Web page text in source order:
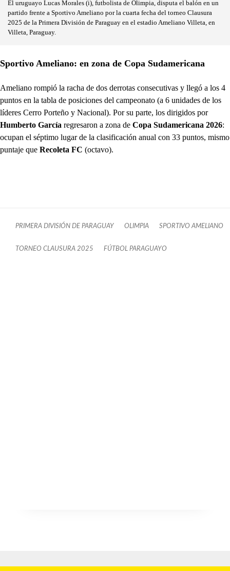
El uruguayo Lucas Morales (i), futbolista de Olimpia, disputa el balón en un
partido frente a Sportivo Ameliano por la cuarta fecha del torneo Clausura
2025 de la Primera División de Paraguay en el estadio Ameliano Villeta, en
Villeta, Paraguay.
Sportivo Ameliano: en zona de Copa Sudamericana
Ameliano rompió la racha de dos derrotas consecutivas y llegó a los 4
puntos en la tabla de posiciones del campeonato (a 6 unidades de los
líderes Cerro Porteño y Nacional). Por su parte, los dirigidos por
Humberto García regresaron a zona de Copa Sudamericana 2026:
ocupan el séptimo lugar de la clasificación anual con 33 puntos, mismo
puntaje que Recoleta FC (octavo).
PRIMERA DIVISIÓN DE PARAGUAY OLIMPIA SPORTIVO AMELIANO
TORNEO CLAUSURA 2025 FÚTBOL PARAGUAYO